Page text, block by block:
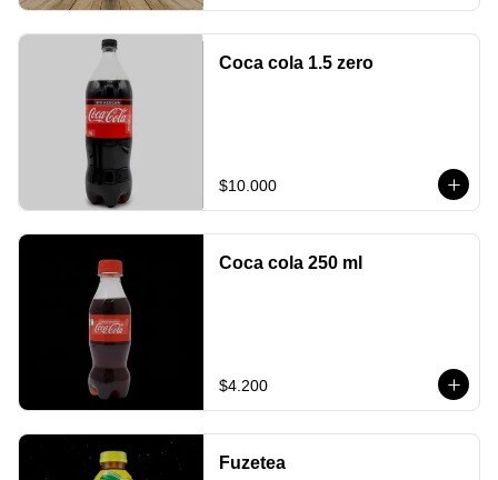
Coca cola 1.5 zero
$10.000
Coca cola 250 ml
$4.200
Fuzetea